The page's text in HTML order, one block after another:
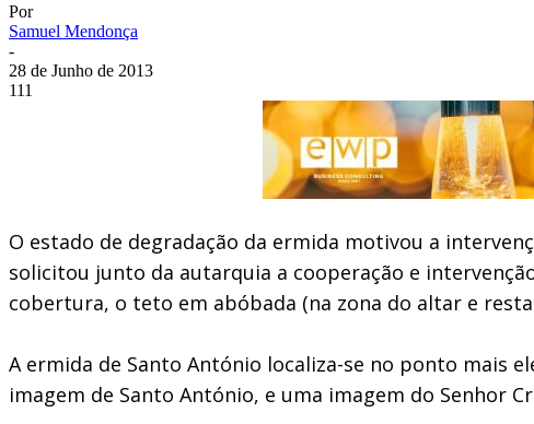
Por
Samuel Mendonça
-
28 de Junho de 2013
111
O estado de degradação da ermida motivou a
solicitou junto da autarquia a cooperação e
cobertura, o teto em abóbada (na zona do altar e
A ermida de Santo António localiza-se no ponto mais
imagem de Santo António, e uma imagem do Senhor